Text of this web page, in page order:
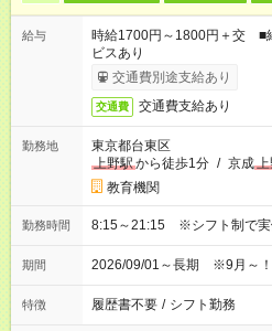
給与
時給1700円～1800円＋交 ■
ビスあり
交通費別途支給あり
交通費 交通費支給あり
勤務地
東京都台東区
上野駅から徒歩1分 / 京成
教育機関
勤務時間 8:15～21:15 ※シフト制で実
期間 2026/09/01～長期 ※9月～！
特徴 履歴書不要 / シフト勤務